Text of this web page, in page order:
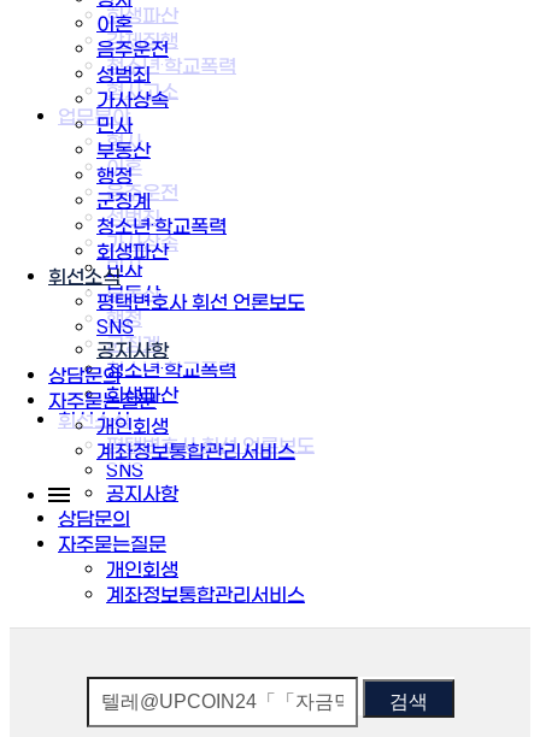
이혼
음주운전
성범죄
가사상속
민사
부동산
행정
군징계
청소년·학교폭력
회생파산
휘선소식
평택변호사 휘선 언론보도
SNS
공지사항
상담문의
자주묻는질문
개인회생
계좌정보통합관리서비스
회생파산
강제집행
청소년·학교폭력
형사고소
업무분야
형사
이혼
음주운전
성범죄
가사상속
민사
부동산
행정
군징계
청소년·학교폭력
회생파산
휘선소식
평택변호사 휘선 언론보도
SNS
공지사항
상담문의
자주묻는질문
개인회생
계좌정보통합관리서비스
검색